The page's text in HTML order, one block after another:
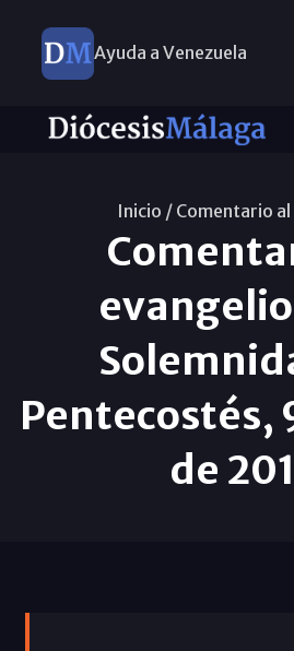
Ayuda a Venezuela
Inicio / Comentario
Pentecostés,
de